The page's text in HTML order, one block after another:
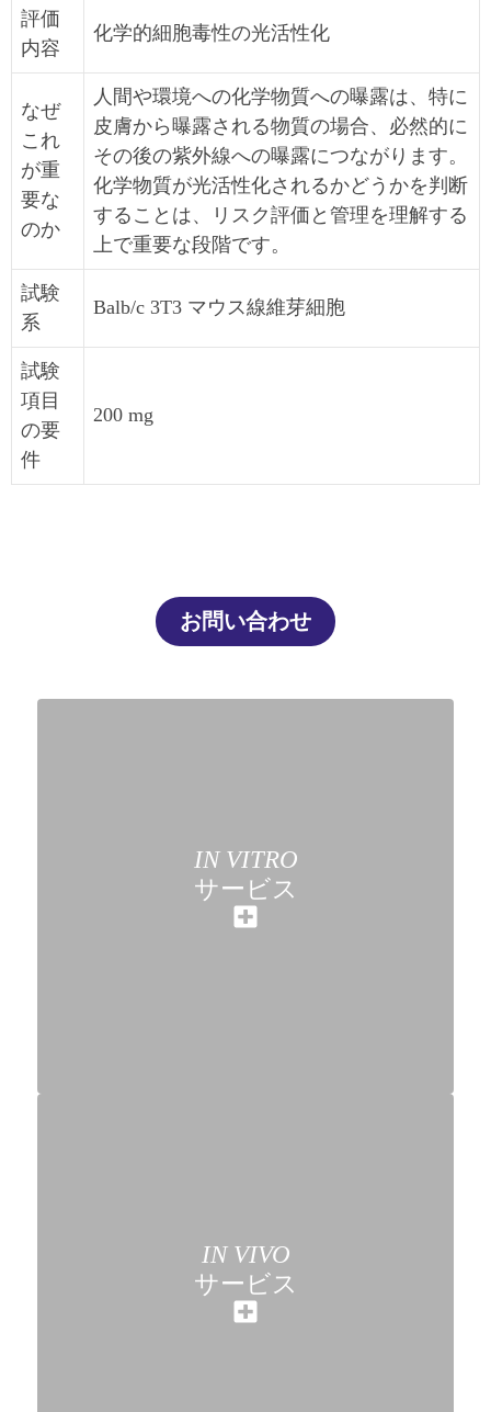
評価
内容
化学的細胞毒性の光活性化
なぜ
これ
が重
要な
のか
人間や環境への化学物質への曝露は、特に
皮膚から曝露される物質の場合、必然的に
その後の紫外線への曝露につながります。
化学物質が光活性化されるかどうかを判断
することは、リスク評価と管理を理解する
上で重要な段階です。
試験
系
Balb/c 3T3 マウス線維芽細胞
試験
項目
の要
件
200 mg
お問い合わせ
IN VITRO
サービス
IN VIVO
サービス